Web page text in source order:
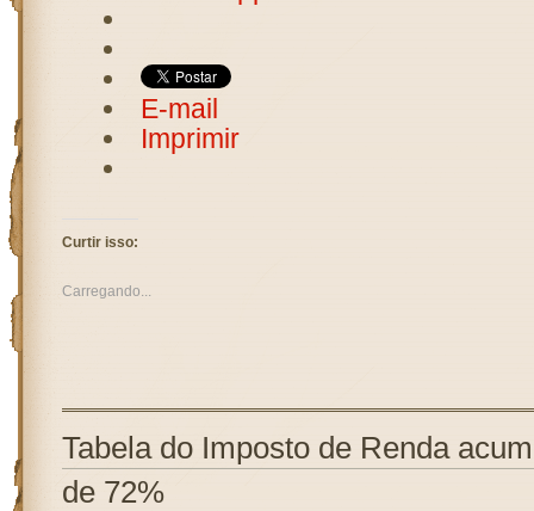
E-mail
Imprimir
Curtir isso:
Carregando...
Tabela do Imposto de Renda
de 72%